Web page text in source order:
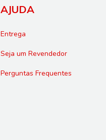
AJUDA
Entrega
Seja um Revendedor
Perguntas Frequentes